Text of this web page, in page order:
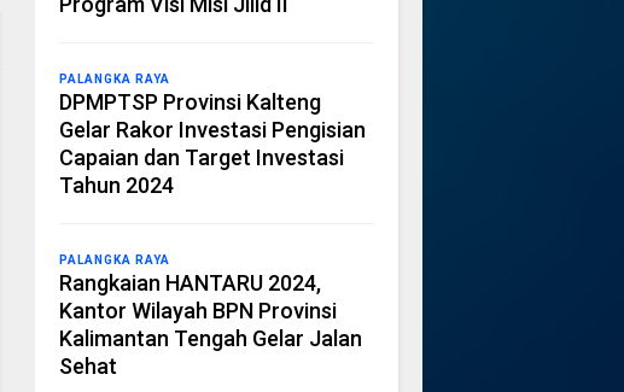
PALANGKA RAYA
DPMPTSP Provinsi Kalteng
Gelar Rakor Investasi Pengisian
Capaian dan Target Investasi
Tahun 2024
PALANGKA RAYA
Rangkaian HANTARU 2024,
Kantor Wilayah BPN Provinsi
Kalimantan Tengah Gelar Jalan
Sehat